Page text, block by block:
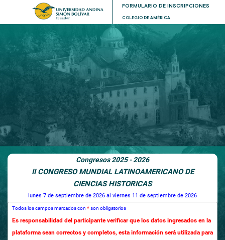
FORMULARIO DE INSCRIPCIONES
COLEGIO DE AMÉRICA
Congresos 2025 - 2026
II CONGRESO MUNDIAL LATINOAMERICANO DE
CIENCIAS HISTORICAS
lunes 7 de septiembre de 2026 al viernes 11 de septiembre de 2026
Todos los campos marcados con *son obligatorios
Es responsabilidad del participante verificar que los datos ingresados en la
plataforma sean correctos y completos, esta información será utilizada para